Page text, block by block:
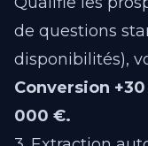
de questions
disponibilités),
Conversion
000 €.